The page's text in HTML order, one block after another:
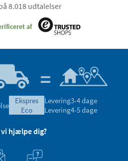
8.018 udtalelser
af
ekspres
eco
Levering3-4 dage
Levering4-5 dage
vi hjælpe dig?